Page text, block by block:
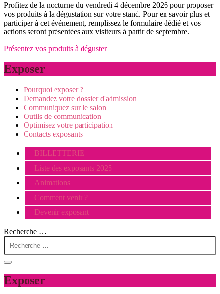
Profitez de la nocturne du vendredi 4 décembre 2026 pour proposer
vos produits à la dégustation sur votre stand. Pour en savoir plus et
participer à cet événement, remplissez le formulaire dédié et vos
actions seront présentées aux visiteurs à partir de septembre.
Présentez vos produits à déguster
Exposer
Pourquoi exposer ?
Demandez votre dossier d'admission
Communiquez sur le salon
Outils de communication
Optimisez votre participation
Contacts exposants
BILLETTERIE
Liste des exposants 2025
Animations
Comment venir ?
Devenir exposant
Recherche …
Exposer